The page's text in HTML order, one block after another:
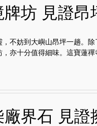
坊 見證昂
，不妨到大嶼山昂坪一趟。
，亦十分值得細味。這寶蓮
界石 見證